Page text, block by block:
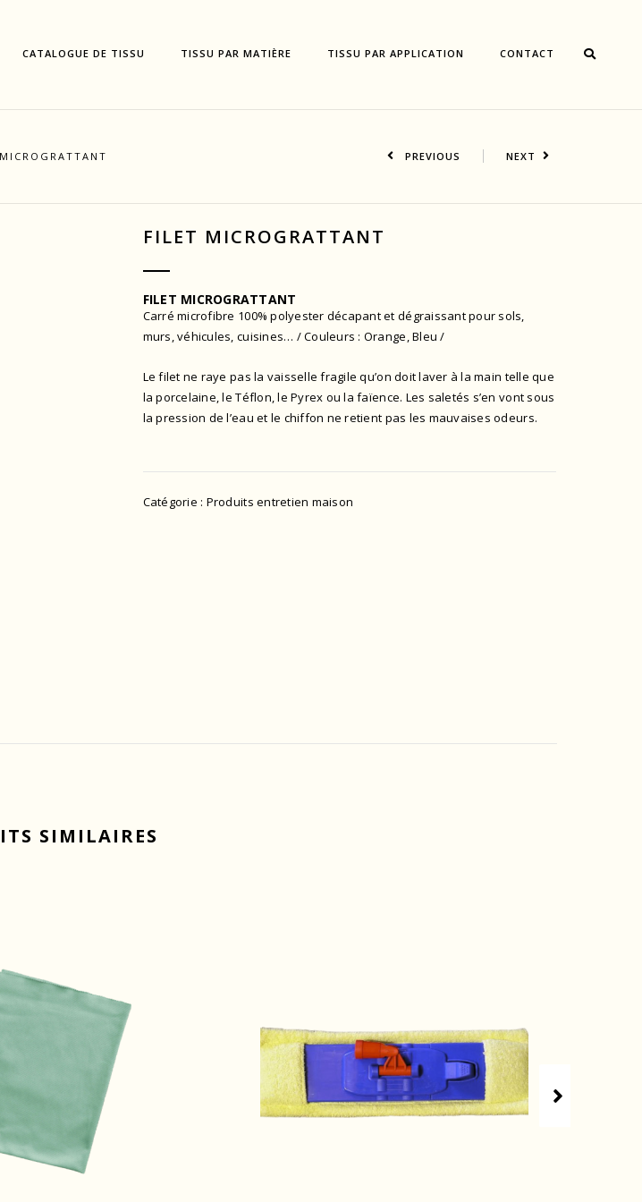
CATALOGUE DE TISSU TISSU PAR MATIÈRE TISSU PAR APPLICATION CONTACT
PREVIOUS NEXT
FILET MICROGRATTANT
FILET MICROGRATTANT
Carré microfibre 100% polyester décapant et dégraissant pour sols,
murs, véhicules, cuisines… / Couleurs : Orange, Bleu /
Le filet ne raye pas la vaisselle fragile qu’on doit laver à la main telle que
la porcelaine, le Téflon, le Pyrex ou la faïence. Les saletés s’en vont sous
la pression de l’eau et le chiffon ne retient pas les mauvaises odeurs.
Catégorie : Produits entretien maison
SIMILAIRES